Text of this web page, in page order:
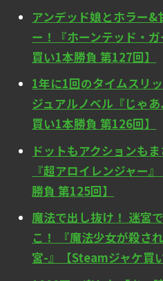
アンデッド娘とホラー
ー！『ホーンテッド・
買い1本勝負 第127回】
1年に1回のタイムスリ
ジュアルノベル『じゃ
買い1本勝負 第126回】
ドットもアクションも
『超アロイレンジャー
勝負 第125回】
魔法で出し抜け！ 迷宮
こ！ 『魔法少女が殺さ
宮-』【Steamジャケ買